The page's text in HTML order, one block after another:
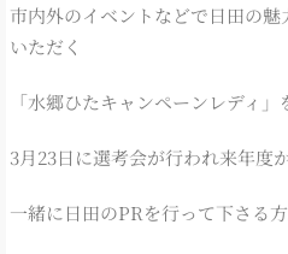
市内外のイベントなどで日田の
いただく
「水郷ひたキャンペーンレディ」
3月23日に選考会が行われ来年度
一緒に日田のPRを行って下さる